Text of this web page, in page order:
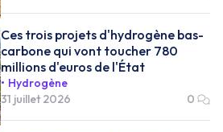
Ces trois projets d'hydrogène bas-
carbone qui vont toucher 780
millions d'euros de l'État
Hydrogène
31 juillet 2026
0